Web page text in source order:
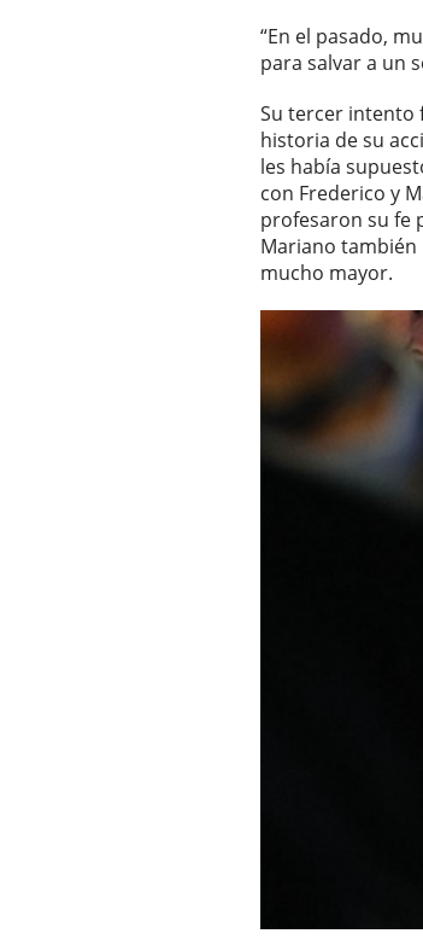
“En el pasado,
para salvar a un
Su tercer intento
historia de su
les había
con Frederico y
profesaron su fe
Mariano también
mucho mayor.